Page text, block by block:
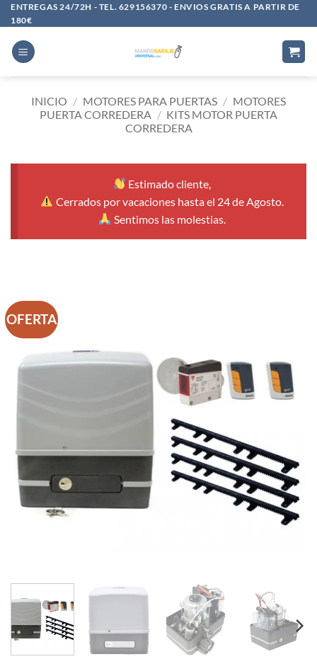
Saltar
al
contenido
ENTREGAS 24/72H - TEL. 629156370 - ENVIOS GRATIS A PARTIR DE
180€
INICIO / MOTORES PARA PUERTAS / MOTORES
PUERTA CORREDERA / KITS MOTOR PUERTA
CORREDERA
Estimado cliente,
Cerrados por vacaciones hasta el 24 de Agosto.
Sentimos las molestias.
OFERTA